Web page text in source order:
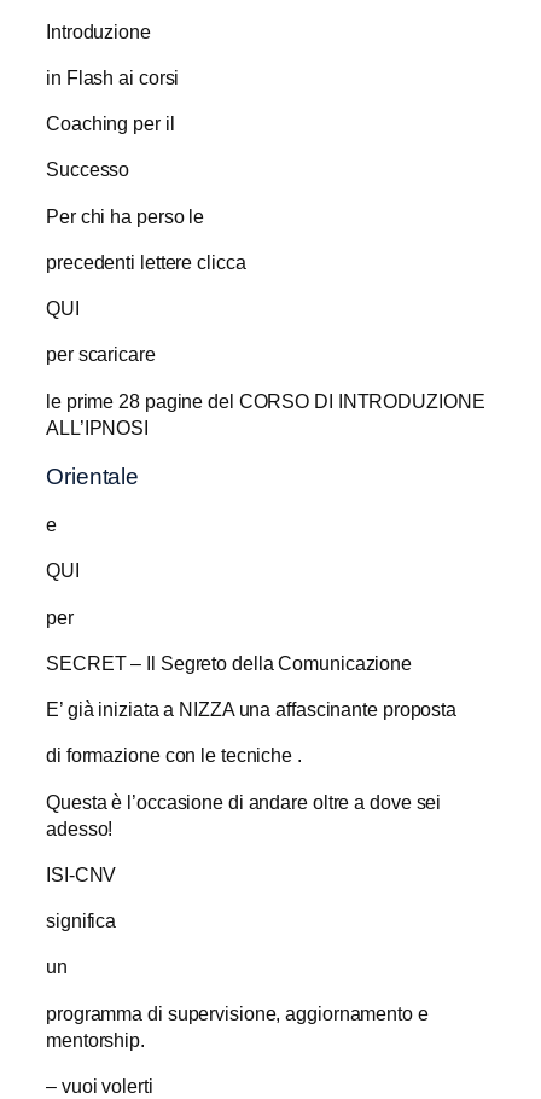
Introduzione
in Flash ai corsi
Coaching per il
Successo
Per chi ha perso le
precedenti lettere clicca
QUI
per scaricare
le prime 28 pagine del CORSO DI INTRODUZIONE
ALL’IPNOSI
Orientale
e
QUI
per
SECRET – Il Segreto della Comunicazione
E’ già iniziata a NIZZA una affascinante proposta
di formazione con le tecniche .
Questa è l’occasione di andare oltre a dove sei
adesso!
ISI-CNV
significa
un
programma di supervisione, aggiornamento e
mentorship.
– vuoi volerti